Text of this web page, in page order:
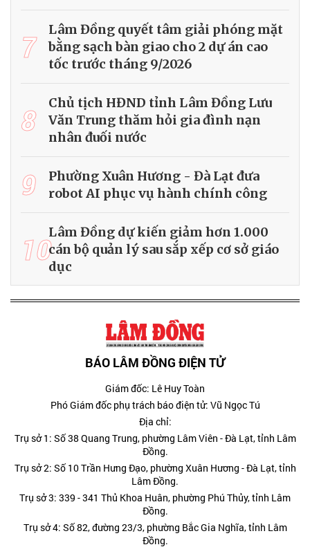
7
Lâm Đồng quyết tâm giải phóng mặt
bằng sạch bàn giao cho 2 dự án cao
tốc trước tháng 9/2026
8
Chủ tịch HĐND tỉnh Lâm Đồng Lưu
Văn Trung thăm hỏi gia đình nạn
nhân đuối nước
9
Phường Xuân Hương - Đà Lạt đưa
robot AI phục vụ hành chính công
10Lâm Đồng dự kiến giảm hơn 1.000
cán bộ quản lý sau sắp xếp cơ sở giáo
dục
BÁO LÂM ĐỒNG ĐIỆN TỬ
Giám đốc: Lê Huy Toàn
Phó Giám đốc phụ trách báo điện tử: Vũ Ngọc Tú
Địa chỉ:
Trụ sở 1: Số 38 Quang Trung, phường Lâm Viên - Đà Lạt, tỉnh Lâm
Đồng.
Trụ sở 2: Số 10 Trần Hưng Đạo, phường Xuân Hương - Đà Lạt, tỉnh
Lâm Đồng.
Trụ sở 3: 339 - 341 Thủ Khoa Huân, phường Phú Thủy, tỉnh Lâm
Đồng.
Trụ sở 4: Số 82, đường 23/3, phường Bắc Gia Nghĩa, tỉnh Lâm
Đồng.